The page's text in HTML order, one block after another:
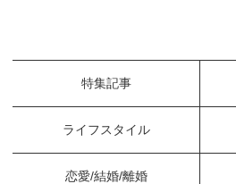
特集記事
ライフスタイル
恋愛/結婚/離婚